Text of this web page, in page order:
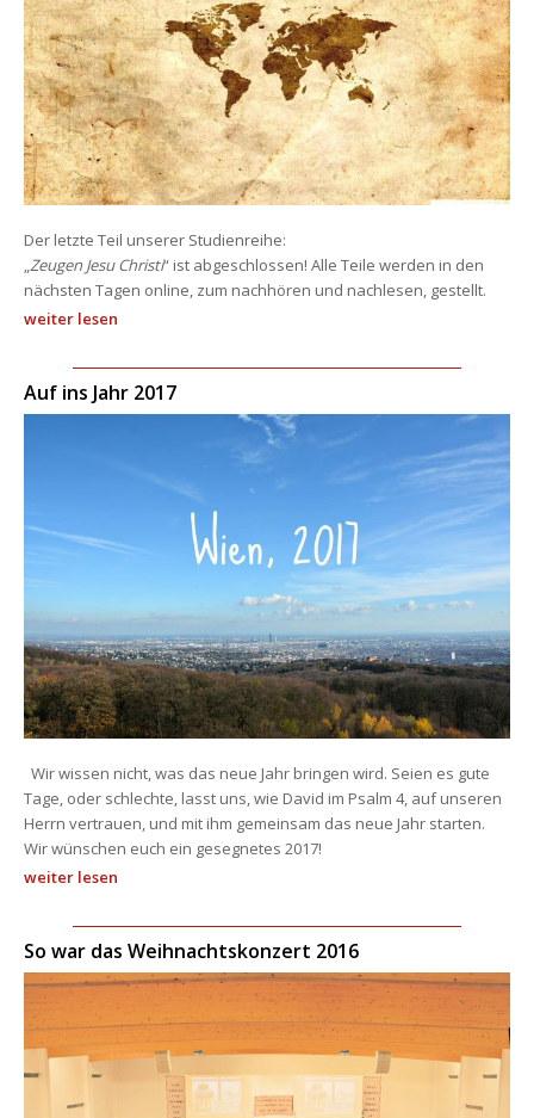
Der letzte Teil unserer Studienreihe:
„Zeugen Jesu Christi“ ist abgeschlossen! Alle Teile werden in den
nächsten Tagen online, zum nachhören und nachlesen, gestellt.
weiter lesen
Auf ins Jahr 2017
Wir wissen nicht, was das neue Jahr bringen wird. Seien es gute
Tage, oder schlechte, lasst uns, wie David im Psalm 4, auf unseren
Herrn vertrauen, und mit ihm gemeinsam das neue Jahr starten.
Wir wünschen euch ein gesegnetes 2017!
weiter lesen
So war das Weihnachtskonzert 2016